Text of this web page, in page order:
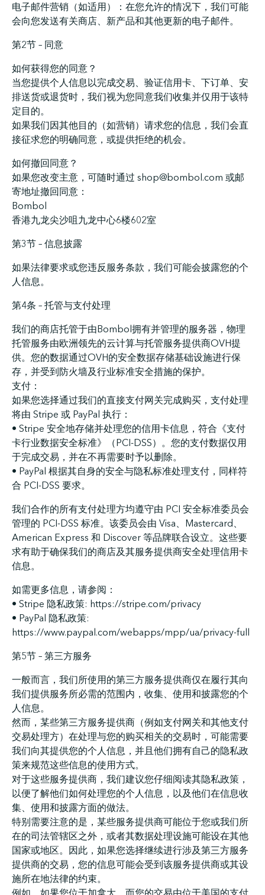
电子邮件营销（如适用）：在您允许的情况下，我们可能
会向您发送有关商店、新产品和其他更新的电子邮件。
第2节 – 同意
如何获得您的同意？
当您提供个人信息以完成交易、验证信用卡、下订单、安
排送货或退货时，我们视为您同意我们收集并仅用于该特
定目的。
如果我们因其他目的（如营销）请求您的信息，我们会直
接征求您的明确同意，或提供拒绝的机会。
如何撤回同意？
如果您改变主意，可随时通过 shop@bombol.com 或邮
寄地址撤回同意：
Bombol
香港九龙尖沙咀九龙中心6楼602室
第3节 – 信息披露
如果法律要求或您违反服务条款，我们可能会披露您的个
人信息。
第4条 – 托管与支付处理
我们的商店托管于由Bombol拥有并管理的服务器，物理
托管服务由欧洲领先的云计算与托管服务提供商OVH提
供。您的数据通过OVH的安全数据存储基础设施进行保
存，并受到防火墙及行业标准安全措施的保护。
支付：
如果您选择通过我们的直接支付网关完成购买，支付处理
将由 Stripe 或 PayPal 执行：
• Stripe 安全地存储并处理您的信用卡信息，符合《支付
卡行业数据安全标准》（PCI-DSS）。您的支付数据仅用
于完成交易，并在不再需要时予以删除。
• PayPal 根据其自身的安全与隐私标准处理支付，同样符
合 PCI-DSS 要求。
我们合作的所有支付处理方均遵守由 PCI 安全标准委员会
管理的 PCI-DSS 标准。该委员会由 Visa、Mastercard、
American Express 和 Discover 等品牌联合设立。这些要
求有助于确保我们的商店及其服务提供商安全处理信用卡
信息。
如需更多信息，请参阅：
• Stripe 隐私政策: https://stripe.com/privacy
• PayPal 隐私政策:
https://www.paypal.com/webapps/mpp/ua/privacy-full
第5节 – 第三方服务
一般而言，我们所使用的第三方服务提供商仅在履行其向
我们提供服务所必需的范围内，收集、使用和披露您的个
人信息。
然而，某些第三方服务提供商（例如支付网关和其他支付
交易处理方）在处理与您的购买相关的交易时，可能需要
我们向其提供您的个人信息，并且他们拥有自己的隐私政
策来规范这些信息的使用方式。
对于这些服务提供商，我们建议您仔细阅读其隐私政策，
以便了解他们如何处理您的个人信息，以及他们在信息收
集、使用和披露方面的做法。
特别需要注意的是，某些服务提供商可能位于您或我们所
在的司法管辖区之外，或者其数据处理设施可能设在其他
国家或地区。因此，如果您选择继续进行涉及第三方服务
提供商的交易，您的信息可能会受到该服务提供商或其设
施所在地法律的约束。
例如，如果您位于加拿大，而您的交易由位于美国的支付